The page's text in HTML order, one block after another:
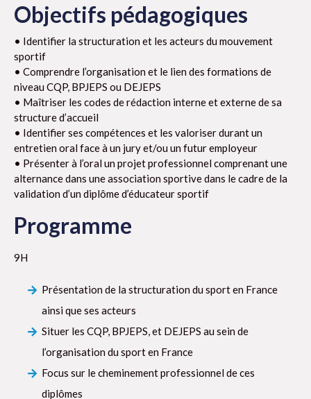
Objectifs pédagogiques
• Identifier la structuration et les acteurs du mouvement
sportif
• Comprendre l’organisation et le lien des formations de
niveau CQP, BPJEPS ou DEJEPS
• Maîtriser les codes de rédaction interne et externe de sa
structure d’accueil
• Identifier ses compétences et les valoriser durant un
entretien oral face à un jury et/ou un futur employeur
• Présenter à l’oral un projet professionnel comprenant une
alternance dans une association sportive dans le cadre de la
validation d’un diplôme d’éducateur sportif
Programme
9H
Présentation de la structuration du sport en France
ainsi que ses acteurs
Situer les CQP, BPJEPS, et DEJEPS au sein de
l’organisation du sport en France
Focus sur le cheminement professionnel de ces
diplômes